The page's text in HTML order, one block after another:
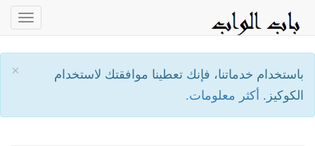
×
باستخدام خدماتنا، فإنك تعطينا موافقتك لاستخدام
الكوكيز. أكثر معلومات.